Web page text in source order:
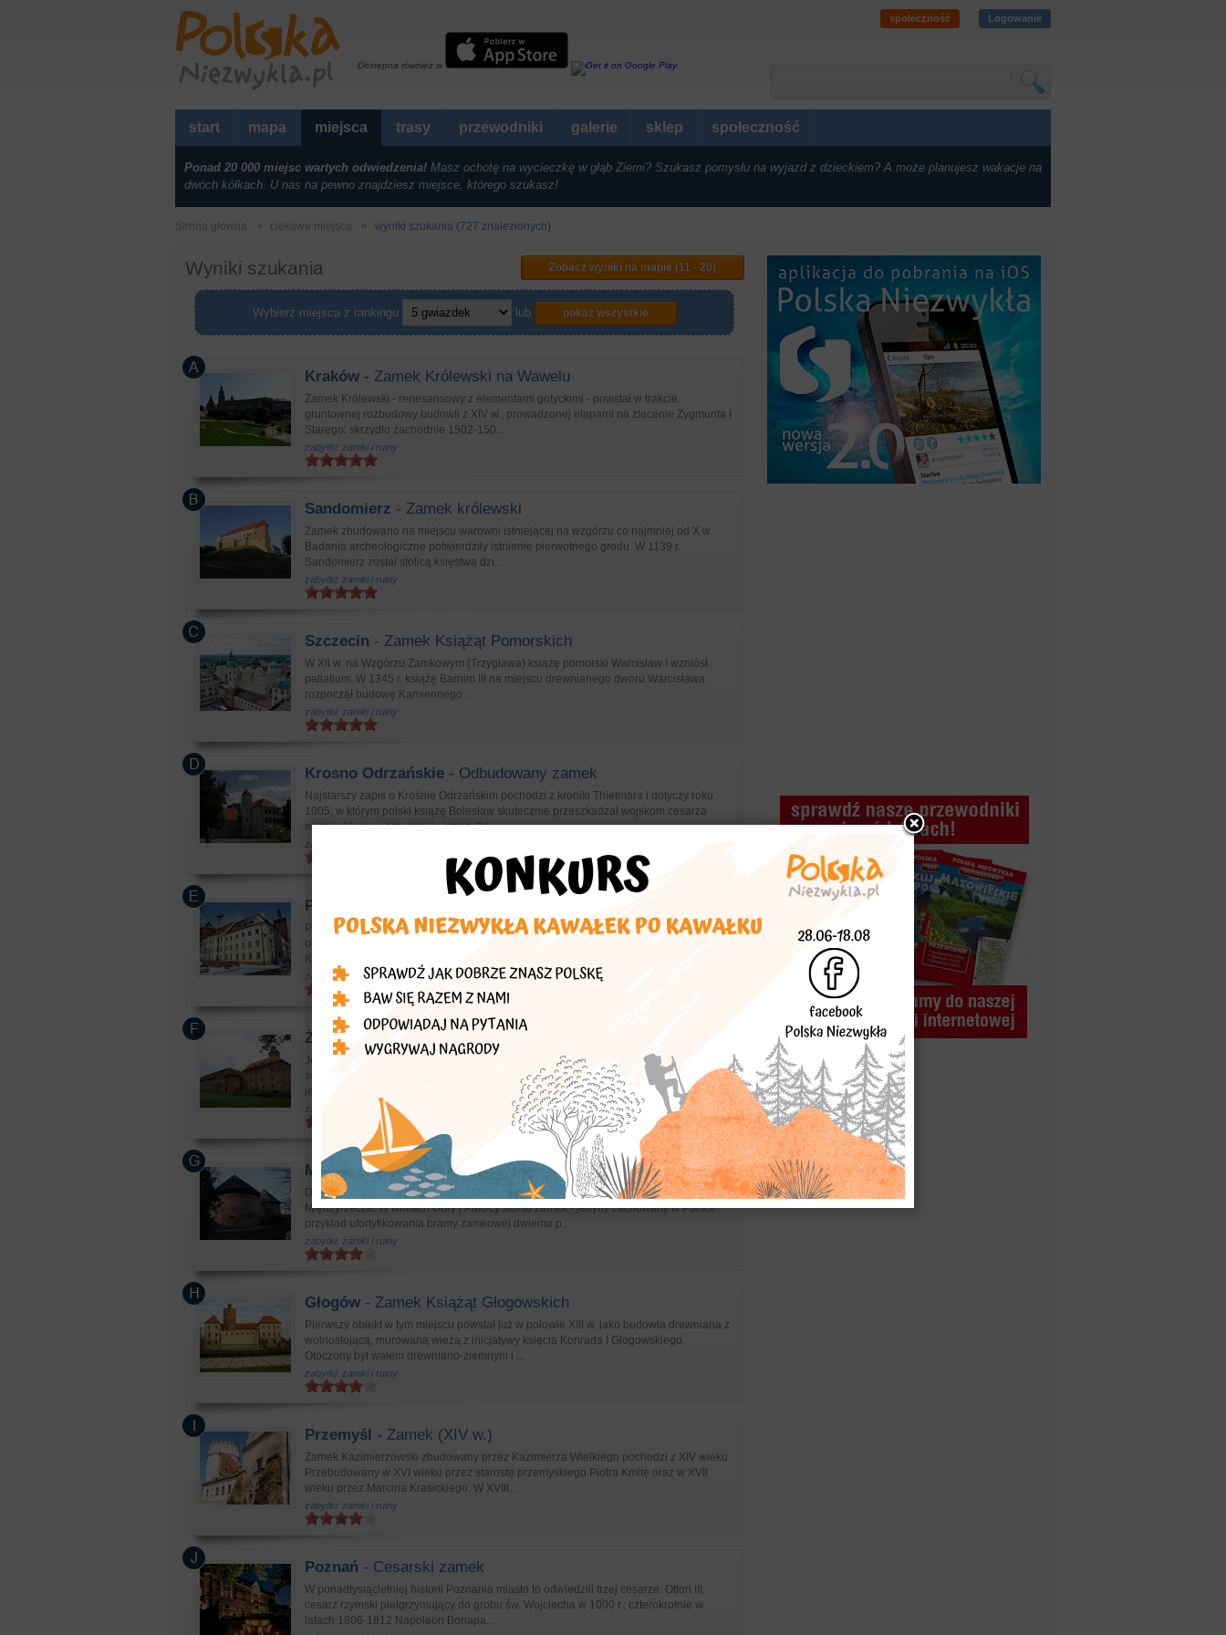
Dostepna również w
społeczność Logowanie
start mapa miejsca trasy przewodniki galerie sklep społeczność
Ponad 20 000 miejsc wartych odwiedzenia! Masz ochotę na wycieczkę w głąb Ziemi? Szukasz pomysłu na wyjazd z dzieckiem? A może planujesz wakacje na
dwóch kółkach. U nas na pewno znajdziesz miejsce, którego szukasz!
Strona główna ciekawe miejsca wyniki szukania (727 znalezionych)
Wyniki szukania Zobacz wyniki na mapie (11 - 20)
Wybierz miejsca z rankingu lub pokaż wszystkie
Kraków - Zamek Królewski na Wawelu
Zamek Królewski - renesansowy z elementami gotyckimi - powstał w trakcie
gruntownej rozbudowy budowli z XIV w., prowadzonej etapami na zlecenie Zygmunta I
Starego: skrzydło zachodnie 1502-150...
zabytki: zamki i ruiny
Sandomierz - Zamek królewski
Zamek zbudowano na miejscu warowni istniejącej na wzgórzu co najmniej od X w.
Badania archeologiczne potwierdziły istnienie pierwotnego grodu. W 1139 r.
Sandomierz został stolicą księstwa dzi...
zabytki: zamki i ruiny
Szczecin - Zamek Książąt Pomorskich
W XII w. na Wzgórzu Zamkowym (Trzygława) książę pomorski Warcisław I wzniósł
pallatium. W 1345 r. książę Barnim III na miejscu drewnianego dworu Warcisława
rozpoczął budowę Kamiennego ...
zabytki: zamki i ruiny
Krosno Odrzańskie - Odbudowany zamek
Najstarszy zapis o Krośnie Odrzańskim pochodzi z kroniki Thietmara i dotyczy roku
1005, w którym polski książę Bolesław skutecznie przeszkadzał wojskom cesarza
niemieckiego w przeprawie przez Od...
zabytki: zamki i ruiny
Płock
Początki płockiego zamku sięgają połowy X wieku, kiedy to Mieszko I założył na
obecnym Wzgórzu Tumskim gród książęcy. Właściwy zamek wzniósł w XIV wieku
Kazimierz Wielki już jako b...
zabytki: zamki i ruiny
Żary- Zamek Dewinów (XIII, XIV, XVI, XVIII w.)
Jedno z najstarszych miast Dolnych Łużyc, Żary, obchodziło niedawno 1000-lecie
swego powstania. Pierwsza wzmianka o osadzie nad Żarką pochodzi z 1007 r.
jednakże badania archeologiczne wskazują, że osa...
zabytki: zamki i ruiny
Międzyrzecz- Zamek piastowski (XIV – XVI w.)
Dwie basteje strzegące bramy Na weekend warto zaplanować odwiedzenie
Międzyrzecza. W widłach Obry i Paklicy stoi tu zamek - jedyny zachowany w Polsce
przykład ufortyfikowania bramy zamkowej dwiema p...
zabytki: zamki i ruiny
Głogów - Zamek Książąt Głogowskich
Pierwszy obiekt w tym miejscu powstał już w połowie XIII w. jako budowla drewniana z
wolnostojącą, murowaną wieżą z inicjatywy księcia Konrada I Głogowskiego.
Otoczony był wałem drewniano-ziemnym i ...
zabytki: zamki i ruiny
Przemyśl - Zamek (XIV w.)
Zamek Kazimierzowski zbudowany przez Kazimierza Wielkiego pochodzi z XIV wieku.
Przebudowany w XVI wieku przez starostę przemyskiego Piotra Kmitę oraz w XVII
wieku przez Marcina Krasickiego. W XVIII...
zabytki: zamki i ruiny
Poznań - Cesarski zamek
W ponadtysiącletniej historii Poznania miasto to odwiedzili trzej cesarze: Otton III,
cesarz rzymski pielgrzymujący do grobu św. Wojciecha w 1000 r.; czterokrotnie w
latach 1806-1812 Napoleon Bonapa...